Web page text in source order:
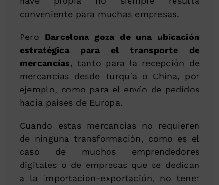
conveniente para muchas empresas.
Pero Barcelona goza de una ubicación
estratégica para el transporte de
mercancías, tanto para la recepción de
mercancías desde Turquía o China, por
ejemplo, como para el envío de pedidos
hacia países de Europa.
Cuando estas mercancías no requieren
de ninguna transformación, como es el
caso de muchos emprendedores
digitales o de empresas que se dedican
a la importación-exportación, no tener